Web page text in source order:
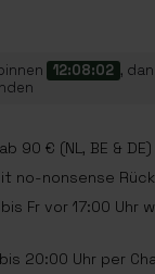
12:08:02 ,
90 € (NL, BE & DE)
no-nonsense
Fr vor 17:00 Uhr
20:00 Uhr per